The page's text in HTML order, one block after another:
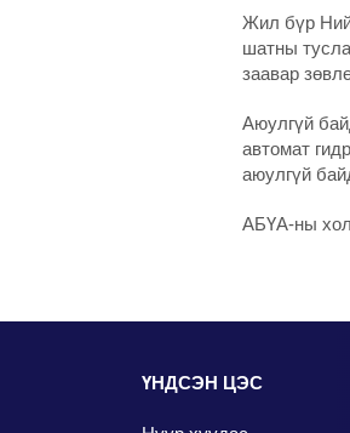
Жил бүр
шатны
заавар
Аюулгүй
автомат
аюулгүй
АБҮА-ны
ҮНДСЭН ЦЭС